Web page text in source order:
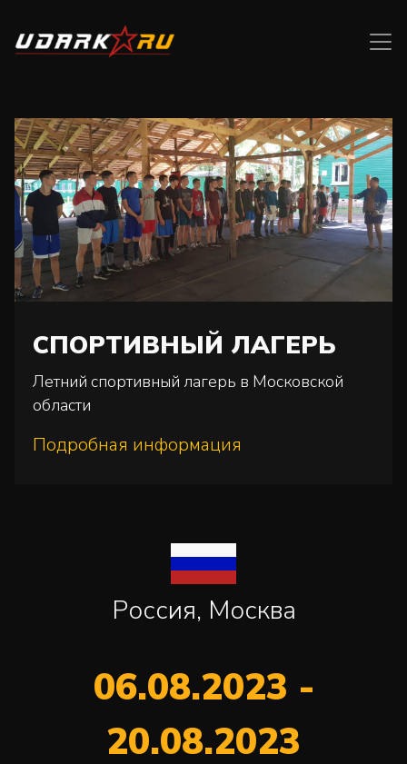
СПОРТИВНЫЙ ЛАГЕРЬ
Летний спортивный лагерь в Московской
области
Подробная информация
Россия, Москва
06.08.2023 -
20.08.2023